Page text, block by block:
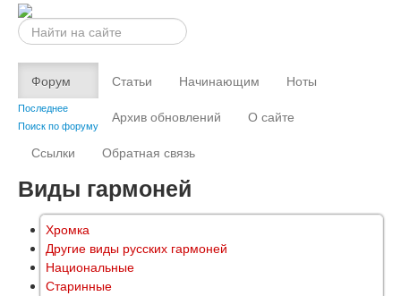
Искать...
Форум
Последнее
Поиск по форуму
Статьи Начинающим
Ноты
Архив обновлений
О сайте
Ссылки
Обратная связь
Виды гармоней
Хромка
Другие виды русских гармоней
Национальные
Старинные